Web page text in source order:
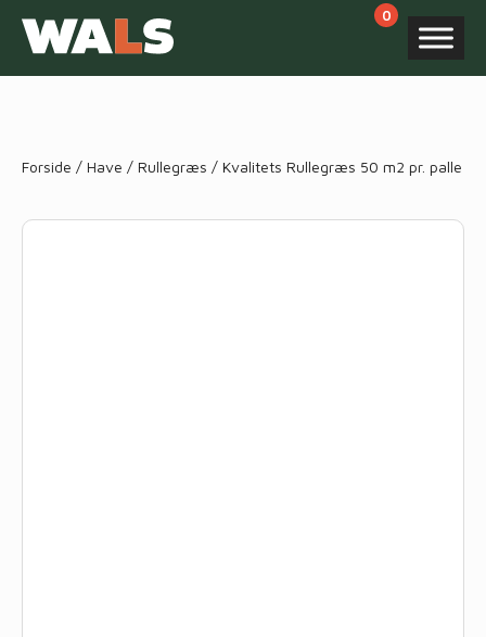
Forside / Have / Rullegræs / Kvalitets Rullegræs 50 m2 pr. palle